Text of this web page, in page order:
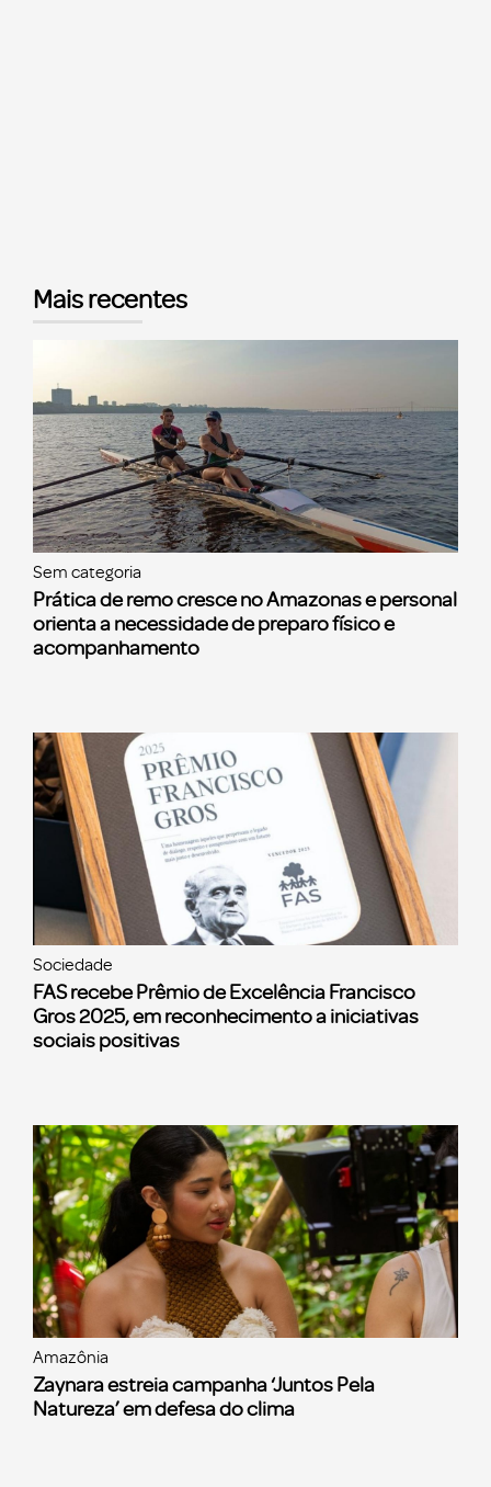
Mais recentes
Sem categoria
Prática de remo cresce no Amazonas e personal
orienta a necessidade de preparo físico e
acompanhamento
Sociedade
FAS recebe Prêmio de Excelência Francisco
Gros 2025, em reconhecimento a iniciativas
sociais positivas
Amazônia
Zaynara estreia campanha ‘Juntos Pela
Natureza’ em defesa do clima